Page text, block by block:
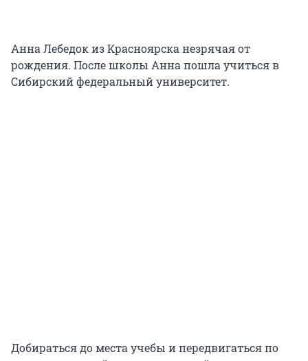
Анна Лебедок из Красноярска незрячая от
рождения. После школы Анна пошла учиться в
Сибирский федеральный университет.
Добираться до места учебы и передвигаться по